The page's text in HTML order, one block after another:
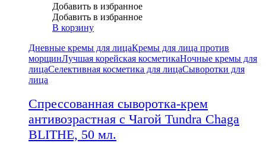
Добавить в избранное
Добавить в избранное
В корзину
Дневные кремы для лицаКремы для лица против
морщинЛучшая корейская косметикаНочные кремы для
лицаСелективная косметика для лицаСыворотки для
лица
Спрессованная сыворотка-крем
антивозрастная с Чагой Tundra Chaga
BLITHE, 50 мл.